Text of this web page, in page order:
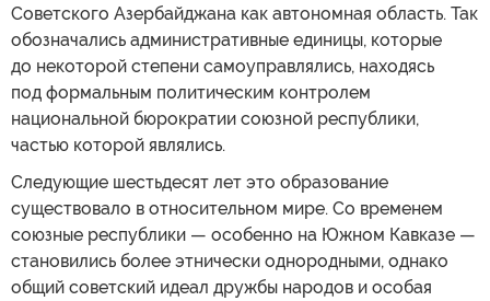
Советского Азербайджана как автономная область. Так
обозначались административные единицы, которые
до некоторой степени самоуправлялись, находясь
под формальным политическим контролем
национальной бюрократии союзной республики,
частью которой являлись.
Следующие шестьдесят лет это образование
существовало в относительном мире. Со временем
союзные республики — особенно на Южном Кавказе —
становились более этнически однородными, однако
общий советский идеал дружбы народов и особая